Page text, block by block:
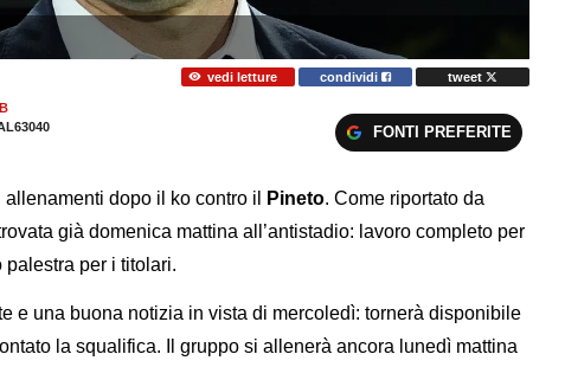
vedi letture condividi tweet
FONTI PREFERITE
dopo il ko contro il Pineto. Come riportato da
già domenica mattina all’antistadio: lavoro completo per
per i titolari.
e una buona notizia in vista di mercoledì: tornerà disponibile
la squalifica. Il gruppo si allenerà ancora lunedì mattina